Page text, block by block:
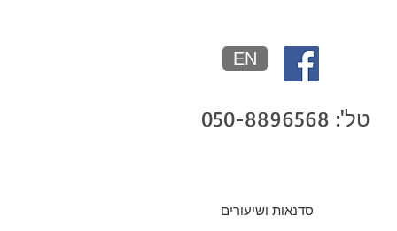
EN
טל': 050-8896568
סדנאות ושיעורים